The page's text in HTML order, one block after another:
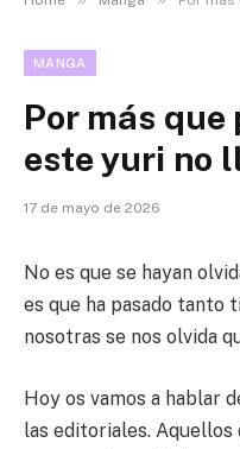
MANGA
Por más
este yuri no
17 de mayo de 2026
No es que se hayan
es que ha pasado tanto
nosotras se nos olvida
Hoy os vamos a hablar
las editoriales. Aquellos